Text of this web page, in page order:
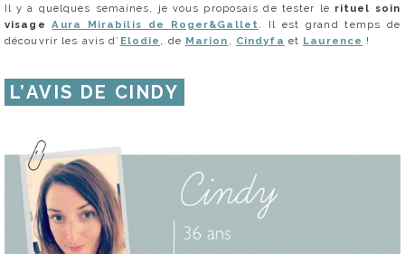
Il y a quelques semaines, je vous proposais de tester le rituel soin
visageAura Mirabilis de Roger&Gallet. Il est grand temps de
découvrir les avis d’ Elodie , de Marion , Cindyfa et Laurence !
L’AVIS DE CINDY